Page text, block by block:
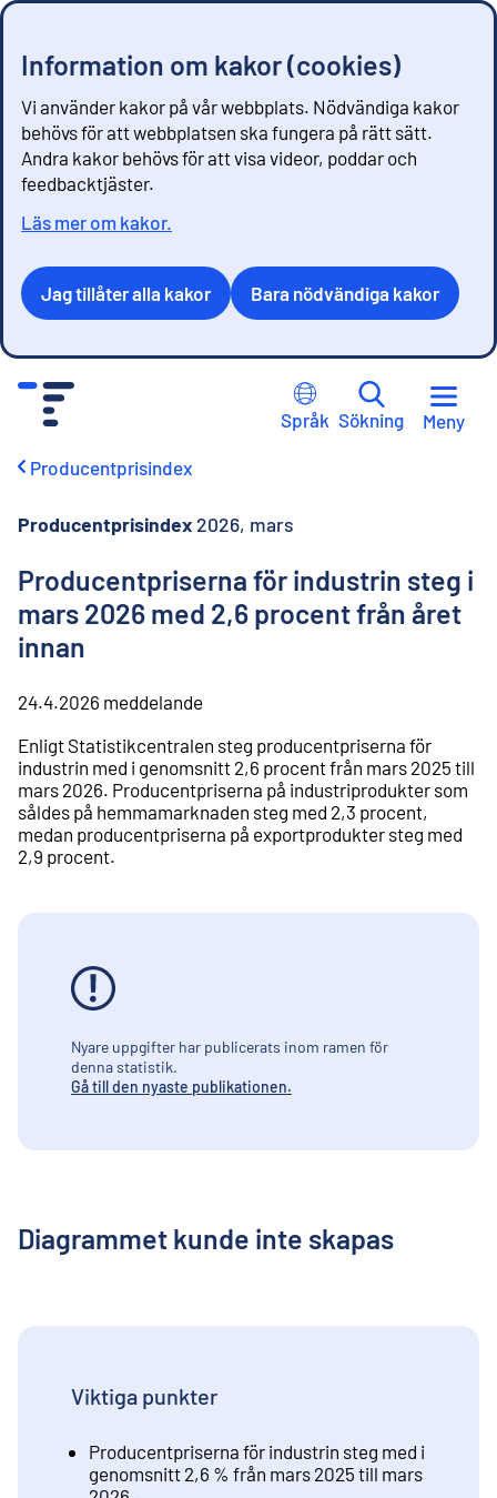
Information om kakor (cookies)
Vi använder kakor på vår webbplats. Nödvändiga kakor
behövs för att webbplatsen ska fungera på rätt sätt.
Andra kakor behövs för att visa videor, poddar och
feedbacktjäster.
Läs mer om kakor.
Jag tillåter alla kakor Bara nödvändiga kakor
Språk Sökning Meny
Producentprisindex
Producentprisindex 2026, mars
Producentpriserna för industrin steg i
mars 2026 med 2,6 procent från året
innan
24.4.2026 meddelande
Enligt Statistikcentralen steg producentpriserna för
industrin med i genomsnitt 2,6 procent från mars 2025 till
mars 2026. Producentpriserna på industriprodukter som
såldes på hemmamarknaden steg med 2,3 procent,
medan producentpriserna på exportprodukter steg med
2,9 procent.
Nyare uppgifter har publicerats inom ramen för
denna statistik.
Gå till den nyaste publikationen.
Diagrammet kunde inte skapas
Viktiga punkter
Producentpriserna för industrin steg med i
genomsnitt 2,6 % från mars 2025 till mars